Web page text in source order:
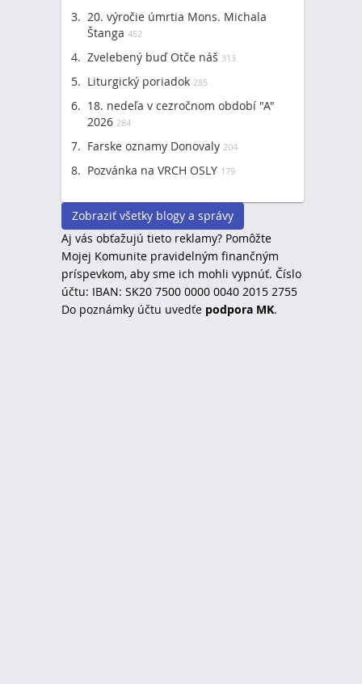
20. výročie úmrtia Mons. Michala
Štanga 452
Zvelebený buď Otče náš 313
Liturgický poriadok 285
18. nedeľa v cezročnom období "A"
2026 284
Farske oznamy Donovaly 204
Pozvánka na VRCH OSLY 179
Zobraziť všetky blogy a správy
Aj vás obťažujú tieto reklamy? Pomôžte
Mojej Komunite pravidelným finančným
príspevkom, aby sme ich mohli vypnúť. Číslo
účtu: IBAN: SK20 7500 0000 0040 2015 2755
Do poznámky účtu uvedťe podpora MK.